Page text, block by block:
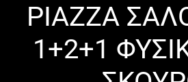
PIAZZA
1+2+1